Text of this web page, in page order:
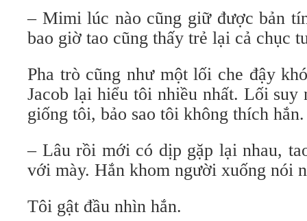
– Mimi lúc nào cũng giữ được bản
bao giờ tao cũng thấy trẻ lại cả chục
Pha trò cũng như một lối che đậy
Jacob lại hiểu tôi nhiều nhất. Lối suy
giống tôi, bảo sao tôi không thích hắn.
– Lâu rồi mới có dịp gặp lại nhau,
với mày. Hắn khom người xuống nói
Tôi gật đầu nhìn hắn.